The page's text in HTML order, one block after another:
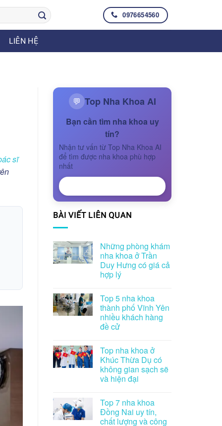
0976654560
LIÊN HỆ
sĩ
💬 Top Nha Khoa AI
Bạn cần tìm nha khoa uy
tín?
Nhận tư vấn từ Top Nha Khoa AI
để tìm được nha khoa phù hợp
nhất
BÀI VIẾT LIÊN QUAN
Những phòng khám
nha khoa ở Trần
Duy Hưng có giá cả
hợp lý
Top 5 nha khoa
thành phố Vĩnh Yên
nhiều khách hàng
đề cử
Top nha khoa ở
Khúc Thừa Dụ có
không gian sạch sẽ
và hiện đại
Top 7 nha khoa
Đồng Nai uy tín,
chất lượng và công